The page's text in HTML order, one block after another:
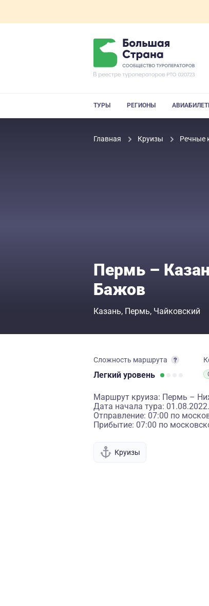
ТУРЫ РЕГИОНЫ
Главная Круизы Речные
Пермь –
Бажов
Казань Пермь Чайковский
Сложность маршрута
Легкий уровень
Маршрут круиза: Пермь –
Дата начала тура: 01.08.2022.
Отправление: 07:00 по
Прибытие: 07:00 по
Круизы